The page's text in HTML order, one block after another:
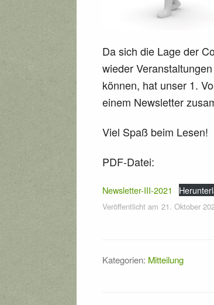
Da sich die Lage der
wieder
können, hat unser 1.
einem Newsletter
Viel Spaß beim Lesen!
PDF-Datei:
Newsletter-III-2021
Veröffentlicht am 21. Oktober
Kategorien: Mitteilung